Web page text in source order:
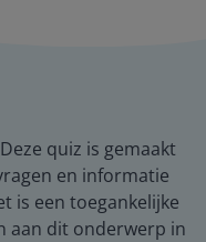
quiz is gemaakt
en informatie
is een toegankelijke
aan dit onderwerp in